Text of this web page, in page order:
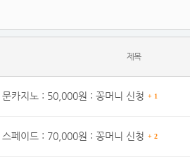
제목
문카지노 : 50,000원 : 꽁머니 신청 + 1
스페이드 : 70,000원 : 꽁머니 신청 + 2